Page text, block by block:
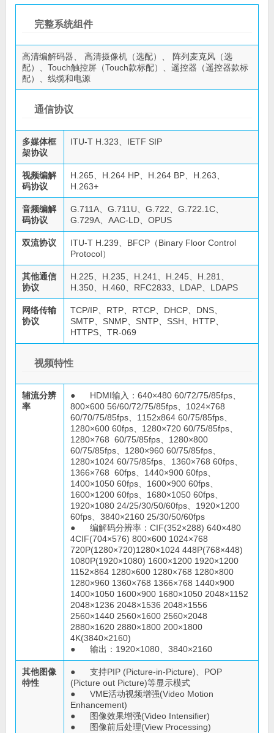
完整系统组件
高清编解码器、 高清摄像机（选配）、 阵列麦克风（选
配）、Touch触控屏（Touch款标配）、遥控器（遥控器款标
配）、线缆和电源
通信协议
多媒体框
架协议
ITU-T H.323、IETF SIP
视频编解
码协议
H.265、H.264 HP、H.264 BP、H.263、
H.263+
音频编解
码协议
G.711A、G.711U、G.722、G.722.1C、
G.729A、AAC-LD、OPUS
双流协议
ITU-T H.239、BFCP（Binary Floor Control
Protocol）
其他通信
协议
H.225、H.235、H.241、H.245、H.281、
H.350、H.460、RFC2833、LDAP、LDAPS
网络传输
协议
TCP/IP、RTP、RTCP、DHCP、DNS、
SMTP、SNMP、SNTP、SSH、HTTP、
HTTPS、TR-069
视频特性
辅流分辨
率
● HDMI输入：640×480 60/72/75/85fps、
800×600 56/60/72/75/85fps、1024×768
60/70/75/85fps、1152x864 60/75/85fps、
1280×600 60fps、1280×720 60/75/85fps、
1280×768 60/75/85fps、1280×800
60/75/85fps、1280×960 60/75/85fps、
1280×1024 60/75/85fps、1360×768 60fps、
1366×768 60fps、1440×900 60fps、
1400×1050 60fps、1600×900 60fps、
1600×1200 60fps、1680×1050 60fps、
1920×1080 24/25/30/50/60fps、1920×1200
60fps、3840×2160 25/30/50/60fps
● 编解码分辨率：CIF(352×288) 640×480
4CIF(704×576) 800×600 1024×768
720P(1280×720)1280×1024 448P(768×448)
1080P(1920×1080) 1600×1200 1920×1200
1152×864 1280×600 1280×768 1280×800
1280×960 1360×768 1366×768 1440×900
1400×1050 1600×900 1680×1050 2048×1152
2048×1236 2048×1536 2048×1556
2560×1440 2560×1600 2560×2048
2880×1620 2880×1800 200×1800
4K(3840×2160)
● 输出：1920×1080、3840×2160
其他图像
特性
● 支持PIP (Picture-in-Picture)、POP
(Picture out Picture)等显示模式
● VME活动视频增强(Video Motion
Enhancement)
● 图像效果增强(Video Intensifier)
● 图像前后处理(View Processing)